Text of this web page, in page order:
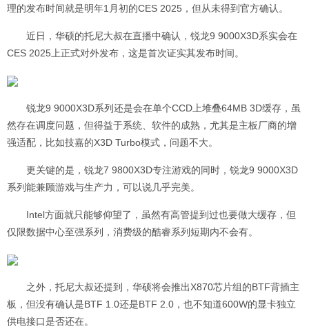
理的发布时间就是明年1月初的CES 2025，但从未得到官方确认。
近日，华硕的托尼大叔在直播中确认，锐龙9 9000X3D系实会在
CES 2025上正式对外发布，这是首次证实其发布时间。
锐龙9 9000X3D系列还是会在单个CCD上堆叠64MB 3D缓存，虽
然存在调度问题，但得益于系统、软件的成熟，尤其是主板厂商的增
强适配，比如技嘉的X3D Turbo模式，问题不大。
更关键的是，锐龙7 9800X3D专注游戏的同时，锐龙9 9000X3D
系列能兼顾游戏与生产力，可以说几乎完美。
Intel方面就只能够仰望了，虽然有高管提到过也要做大缓存，但
仅限数据中心至强系列，消费级的酷睿系列短期内不会有。
之外，托尼大叔还提到，华硕将会推出X870芯片组的BTF背插主
板，但没有确认是BTF 1.0还是BTF 2.0，也不知道600W的显卡独立
供电接口是否还在。